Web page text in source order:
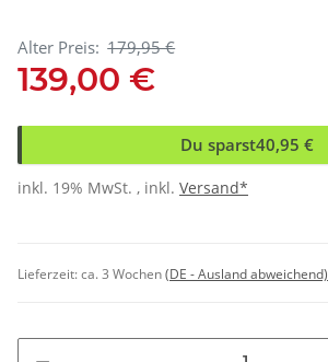
Alter Preis: 179,95 €
139,00 €
Du sparst40,95 €
inkl. 19% MwSt. , inkl. Versand*
Lieferzeit:ca. 3 Wochen(DE - Ausland abweichend)